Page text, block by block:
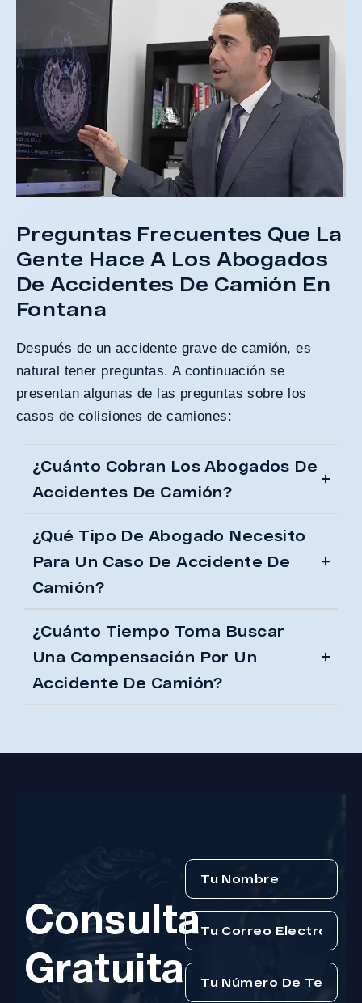
Preguntas Frecuentes Que La
Gente Hace A Los Abogados
De Accidentes De Camión En
Fontana
Después de un accidente grave de camión, es
natural tener preguntas. A continuación se
presentan algunas de las preguntas sobre los
casos de colisiones de camiones:
¿Cuánto Cobran Los Abogados De
Accidentes De Camión?
¿Qué Tipo De Abogado Necesito
Para Un Caso De Accidente De
Camión?
¿Cuánto Tiempo Toma Buscar
Una Compensación Por Un
Accidente De Camión?
Consulta
Gratuita